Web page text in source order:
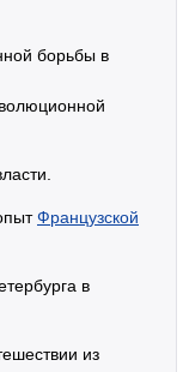
борьбы в
Французской
в
из